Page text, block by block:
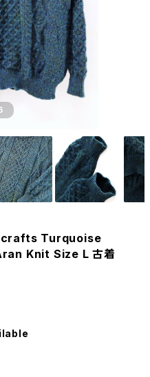
crafts Turquoise
Knit Size L 古着